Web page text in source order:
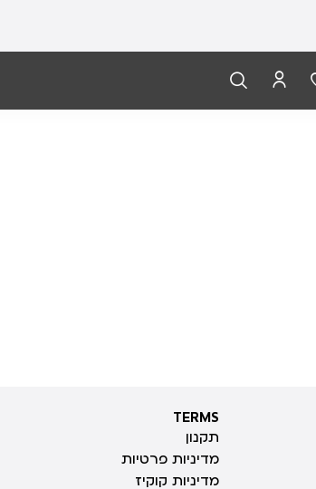
TERMS
TERMS
תקנון
מדיניות פרטיות
מדיניות קוקיז